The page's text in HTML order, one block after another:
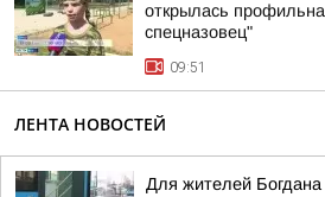
открылась
спецназовец"
09:51
ЛЕНТА НОВОСТЕЙ
Для жителей